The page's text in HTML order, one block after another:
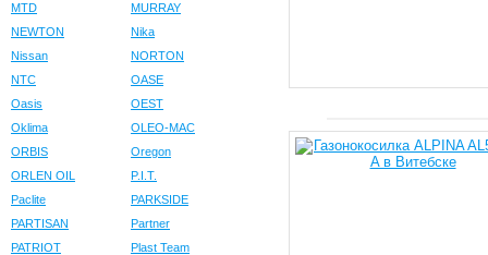
MTD
MURRAY
NEWTON
Nika
Nissan
NORTON
NTC
OASE
Oasis
OEST
Oklima
OLEO-MAC
ORBIS
Oregon
ORLEN OIL
P.I.T.
Paclite
PARKSIDE
PARTISAN
Partner
PATRIOT
Plast Team